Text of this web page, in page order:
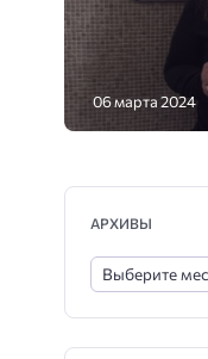
06 марта 2024
АРХИВЫ